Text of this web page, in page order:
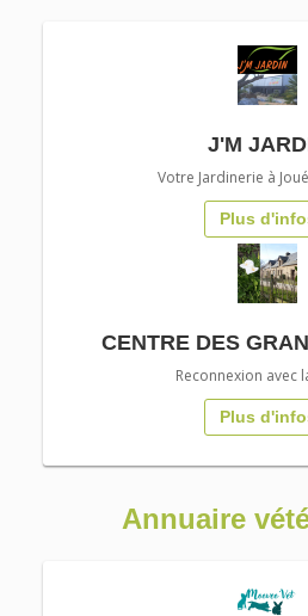
J'M
Votre Jardinerie à
Plus
CENTRE DES
Reconnexion avec
Plus
Annuaire